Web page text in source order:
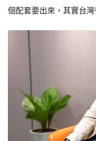
個配套要出來，其實台灣